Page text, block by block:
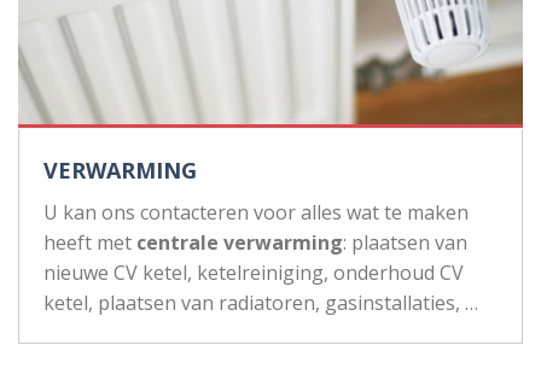
VERWARMING
U kan ons contacteren voor alles wat te maken
heeft met centrale verwarming: plaatsen van
nieuwe CV ketel, ketelreiniging, onderhoud CV
ketel, plaatsen van radiatoren, gasinstallaties, …